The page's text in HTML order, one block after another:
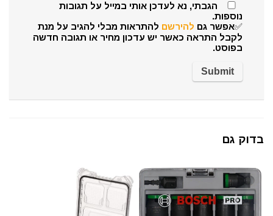
הגבתי, נא לעדכן אותי במייל על תגובות
נוספות.
✅אפשר גם להירשם להתראות מבלי להגיב על מנת
לקבל התראה כאשר יש עדכון מחיר או תגובה חדשה
בפוסט.
בדוק גם